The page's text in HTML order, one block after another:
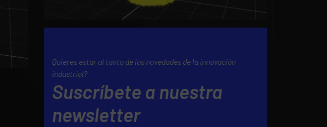
Quieres estar al tanto de las novedades de la innovación
industrial?
Suscríbete a nuestra
newsletter